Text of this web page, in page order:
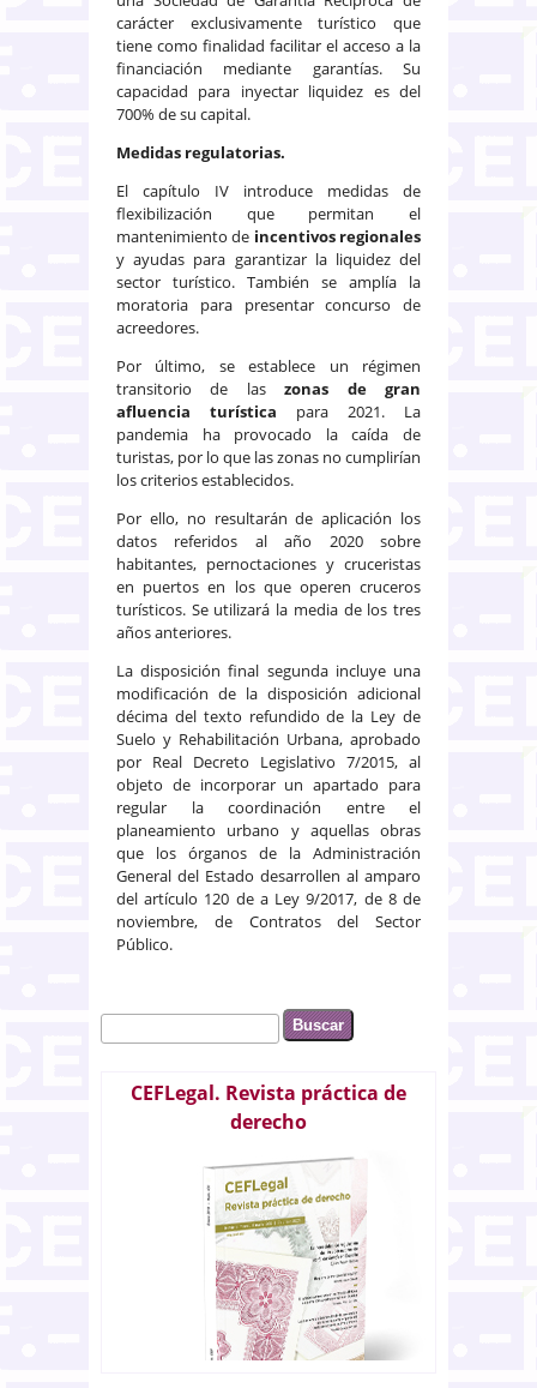
carácter exclusivamente turístico que
tiene como finalidad facilitar el acceso a la
financiación mediante garantías. Su
capacidad para inyectar liquidez es del
700% de su capital.
Medidas regulatorias.
El capítulo IV introduce medidas de
flexibilización que permitan el
mantenimiento de incentivos regionales
y ayudas para garantizar la liquidez del
sector turístico. También se amplía la
moratoria para presentar concurso de
acreedores.
Por último, se establece un régimen
transitorio de laszonas de gran
afluencia turística para 2021. La
pandemia ha provocado la caída de
turistas, por lo que las zonas no cumplirían
los criterios establecidos.
Por ello, no resultarán de aplicación los
datos referidos al año 2020 sobre
habitantes, pernoctaciones y cruceristas
en puertos en los que operen cruceros
turísticos. Se utilizará la media de los tres
años anteriores.
La disposición final segunda incluye una
modificación de la disposición adicional
décima del texto refundido de la Ley de
Suelo y Rehabilitación Urbana, aprobado
por Real Decreto Legislativo 7/2015, al
objeto de incorporar un apartado para
regular la coordinación entre el
planeamiento urbano y aquellas obras
que los órganos de la Administración
General del Estado desarrollen al amparo
del artículo 120 de a Ley 9/2017, de 8 de
noviembre, de Contratos del Sector
Público.
Formulario de búsqueda
Buscar
CEFLegal. Revista práctica de
derecho